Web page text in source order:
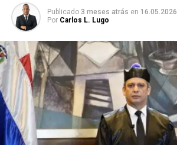
Publicado 3 meses atrás en 16.05.2026
Por Carlos L. Lugo